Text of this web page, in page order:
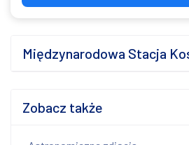
Międzynarodowa Stacja
Zobacz także